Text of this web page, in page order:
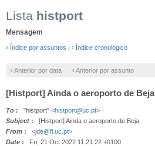
Lista histport
Mensagem
› Índice por assuntos | › Índice cronológico
‹ Anterior por data ‹ Anterior por assunto
[Histport] Ainda o aeroporto de Beja
To : "histport" <histport@uc.pt>
Subject : [Histport] Ainda o aeroporto de Beja
From : <jde@fl.uc.pt>
Date : Fri, 21 Oct 2022 11:21:22 +0100